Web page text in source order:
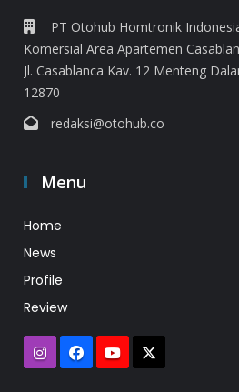
PT Otohub Homtronik
Komersial Area Apartemen
Jl. Casablanca Kav. 12 Menteng
12870
redaksi@otohub.co
Menu
Home
News
Profile
Review